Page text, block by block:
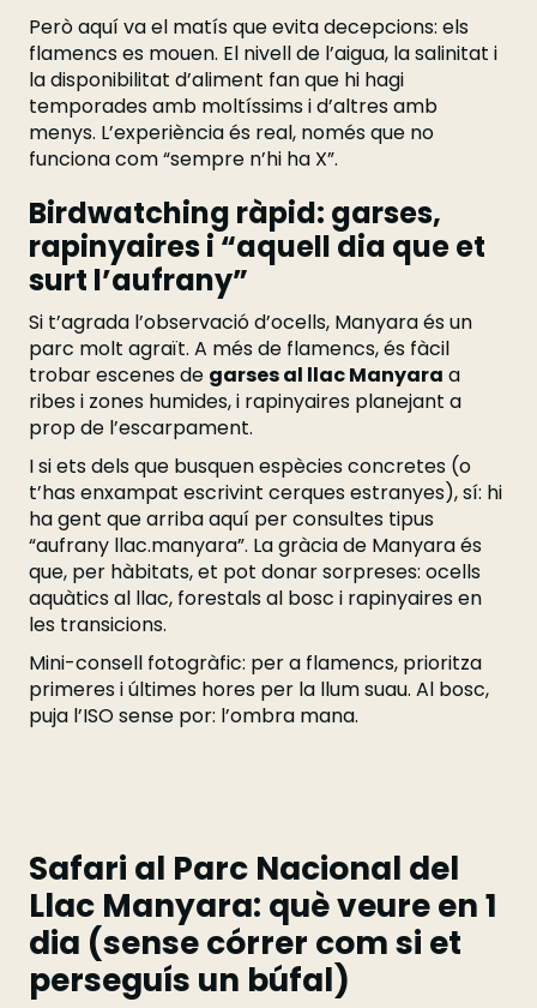
Però aquí va el matís que evita decepcions: els
flamencs es mouen. El nivell de l’aigua, la salinitat i
la disponibilitat d’aliment fan que hi hagi
temporades amb moltíssims i d’altres amb
menys. L’experiència és real, només que no
funciona com “sempre n’hi ha X”.
Birdwatching ràpid: garses,
rapinyaires i “aquell dia que et
surt l’aufrany”
Si t’agrada l’observació d’ocells, Manyara és un
parc molt agraït. A més de flamencs, és fàcil
trobar escenes de garses al llac Manyara a
ribes i zones humides, i rapinyaires planejant a
prop de l’escarpament.
I si ets dels que busquen espècies concretes (o
t’has enxampat escrivint cerques estranyes), sí: hi
ha gent que arriba aquí per consultes tipus
“aufrany llac.manyara”. La gràcia de Manyara és
que, per hàbitats, et pot donar sorpreses: ocells
aquàtics al llac, forestals al bosc i rapinyaires en
les transicions.
Mini-consell fotogràfic: per a flamencs, prioritza
primeres i últimes hores per la llum suau. Al bosc,
puja l’ISO sense por: l’ombra mana.
Safari al Parc Nacional del
Llac Manyara: què veure en 1
dia (sense córrer com si et
perseguís un búfal)